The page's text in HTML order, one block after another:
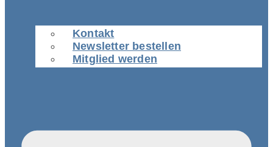
Kontakt
Newsletter bestellen
Mitglied werden